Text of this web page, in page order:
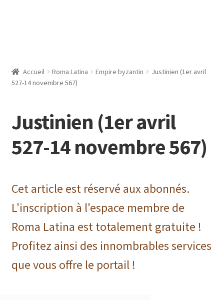
Accueil Roma Latina Empire byzantin
Justinien (1er avril
527-14 novembre 567)
Justinien (1er avril
527-14 novembre 567)
Cet article est réservé aux abonnés.
L'inscription à l'espace membre de
Roma Latina est totalement gratuite !
Profitez ainsi des innombrables services
que vous offre le portail !